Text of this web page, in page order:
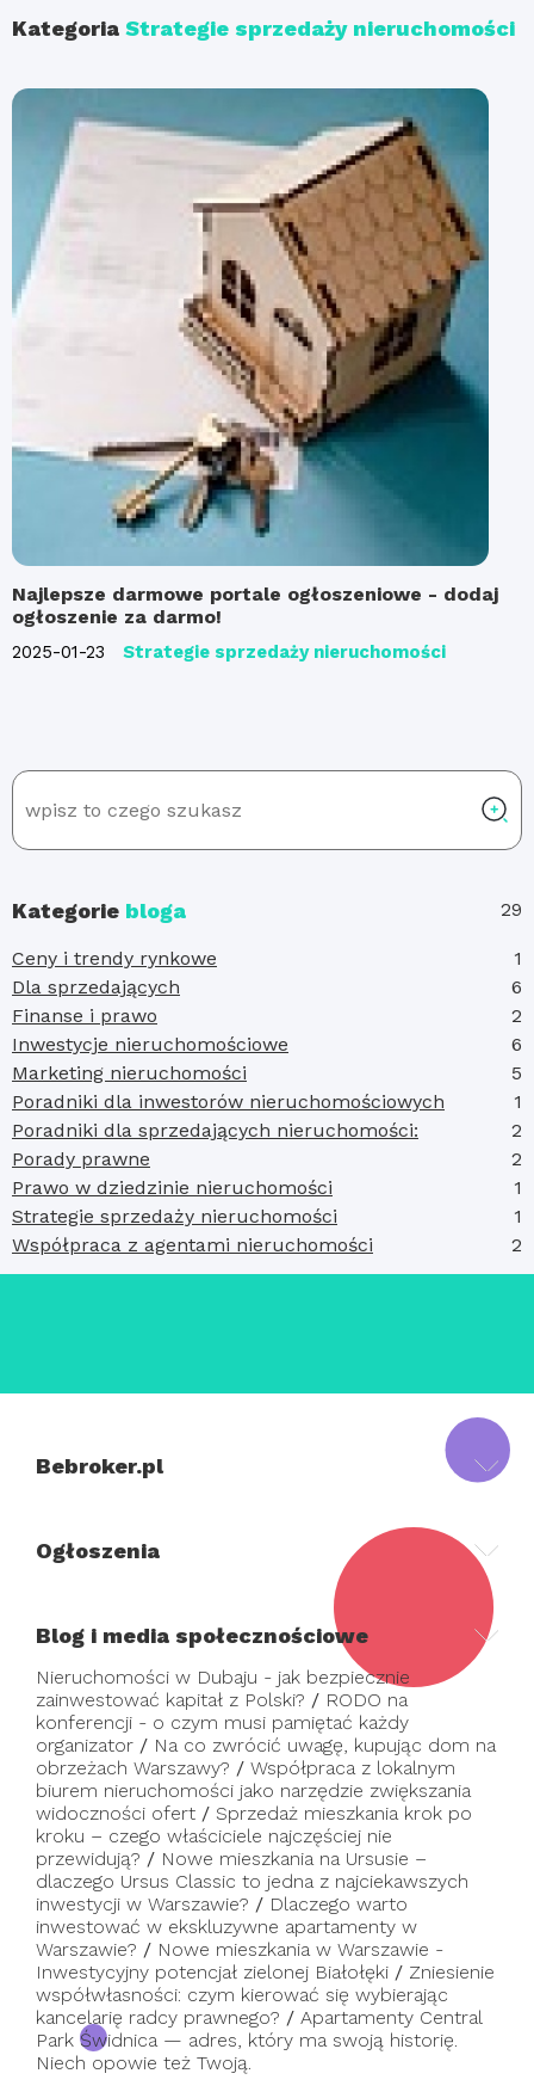
Kategoria Strategie sprzedaży nieruchomości
Najlepsze darmowe portale ogłoszeniowe - dodaj
ogłoszenie za darmo!
2025-01-23 Strategie sprzedaży nieruchomości
Kategorie bloga 29
Ceny i trendy rynkowe
1
Dla sprzedających
6
Finanse i prawo
2
Inwestycje nieruchomościowe
6
Marketing nieruchomości
5
Poradniki dla inwestorów nieruchomościowych
1
Poradniki dla sprzedających nieruchomości:
2
Porady prawne
2
Prawo w dziedzinie nieruchomości
1
Strategie sprzedaży nieruchomości
1
Współpraca z agentami nieruchomości
2
Bebroker.pl
Ogłoszenia
Blog i media społecznościowe
Nieruchomości w Dubaju - jak bezpiecznie
zainwestować kapitał z Polski? / RODO na
konferencji - o czym musi pamiętać każdy
organizator / Na co zwrócić uwagę, kupując dom na
obrzeżach Warszawy? / Współpraca z lokalnym
biurem nieruchomości jako narzędzie zwiększania
widoczności ofert / Sprzedaż mieszkania krok po
kroku – czego właściciele najczęściej nie
przewidują? / Nowe mieszkania na Ursusie –
dlaczego Ursus Classic to jedna z najciekawszych
inwestycji w Warszawie? / Dlaczego warto
inwestować w ekskluzywne apartamenty w
Warszawie? / Nowe mieszkania w Warszawie -
Inwestycyjny potencjał zielonej Białołęki / Zniesienie
współwłasności: czym kierować się wybierając
kancelarię radcy prawnego? / Apartamenty Central
Park Świdnica — adres, który ma swoją historię.
Niech opowie też Twoją.